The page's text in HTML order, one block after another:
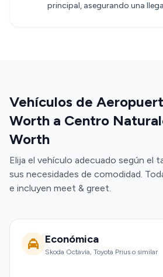
principal, asegurando una
Vehículos de
Worth a Centro
Worth
Elija el vehículo adecuado según el
sus necesidades de comodidad.
e incluyen meet & greet.
Económica
Skoda Octavia, Toyota Prius o similar